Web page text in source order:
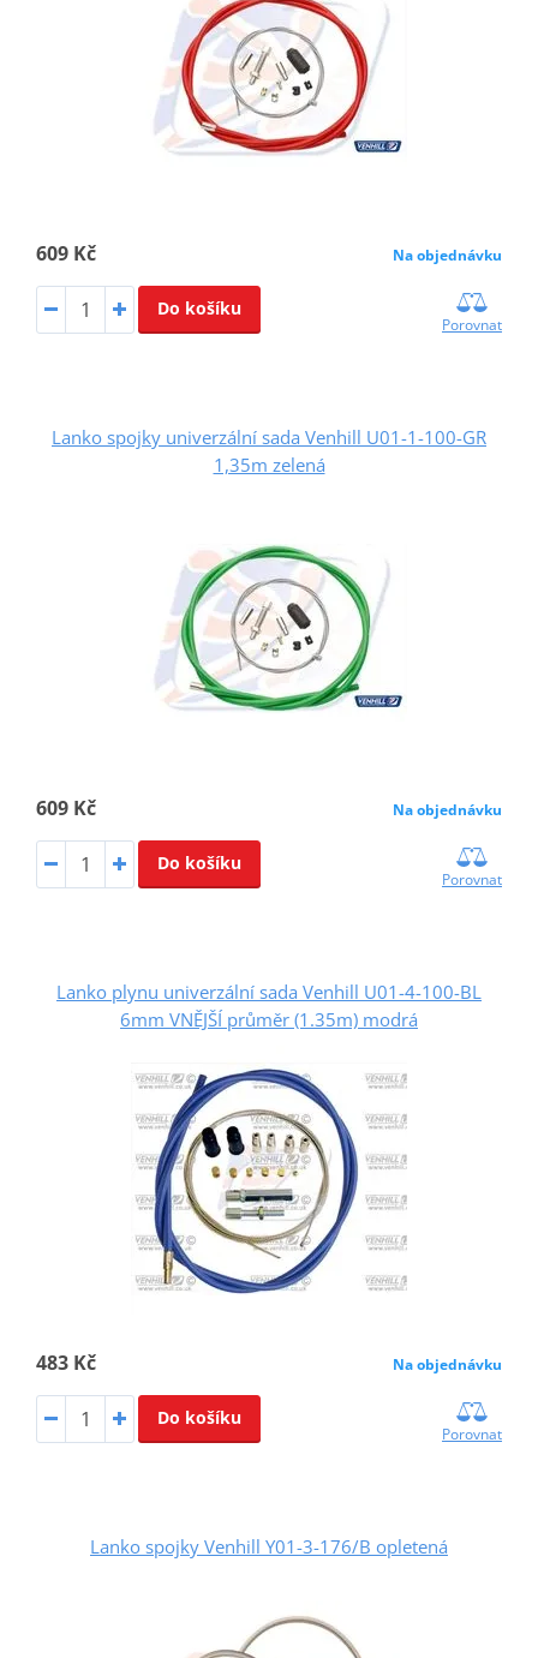
609 Kč Na objednávku
Do košíku
Porovnat
Lanko spojky univerzální sada Venhill U01-1-100-GR
1,35m zelená
609 Kč Na objednávku
Do košíku
Porovnat
Lanko plynu univerzální sada Venhill U01-4-100-BL
6mm VNĚJŠÍ průměr (1.35m) modrá
483 Kč Na objednávku
Do košíku
Porovnat
Lanko spojky Venhill Y01-3-176/B opletená